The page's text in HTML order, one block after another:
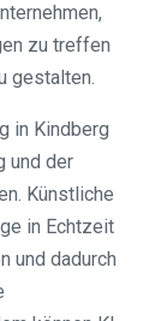
zu treffen
gestalten.
in Kindberg
und der
Künstliche
in Echtzeit
und dadurch